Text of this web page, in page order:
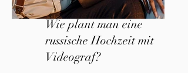
Wie plant man eine
russische Hochzeit mit
Videograf?